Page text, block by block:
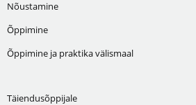
Nõustamine
Õppimine
Õppimine ja praktika välismaal
Täiendusõppijale